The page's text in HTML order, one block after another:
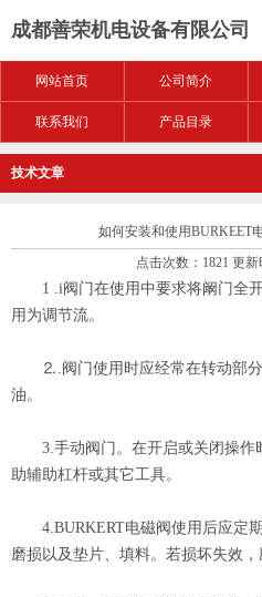
成都善荣机电设备有限公司
网站首页 公司简介
联系我们 产品目录
技术文章
如何安装和使用BURKEET
点击次数：1821 更新
1 .i阀门在使用中要求将阚门全开
用为调节流。
⒉.阀门使用时应经常在转动部分
油。
3.手动阀门。在开启或关闭操作
助辅助杠杆或其它工具。
4.BURKERT电磁阀使用后应定
磨损以及垫片、填料。若损坏失效，